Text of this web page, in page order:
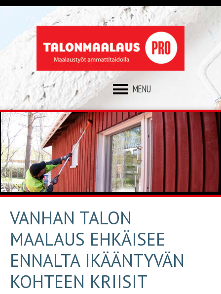
SKIP
TO
CONTENT
VANHAN TALON
MAALAUS EHKÄISEE
ENNALTA IKÄÄNTYVÄN
KOHTEEN KRIISIT